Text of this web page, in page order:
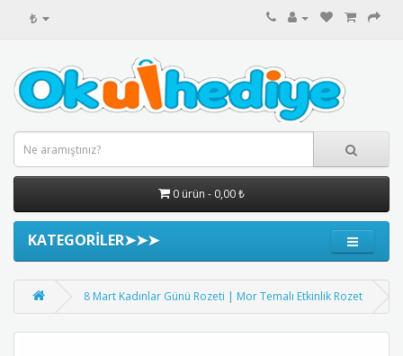
₺
0 ürün - 0,00 ₺
KATEGORİLER➤➤➤
8 Mart Kadınlar Günü Rozeti | Mor Temalı Etkinlik Rozet